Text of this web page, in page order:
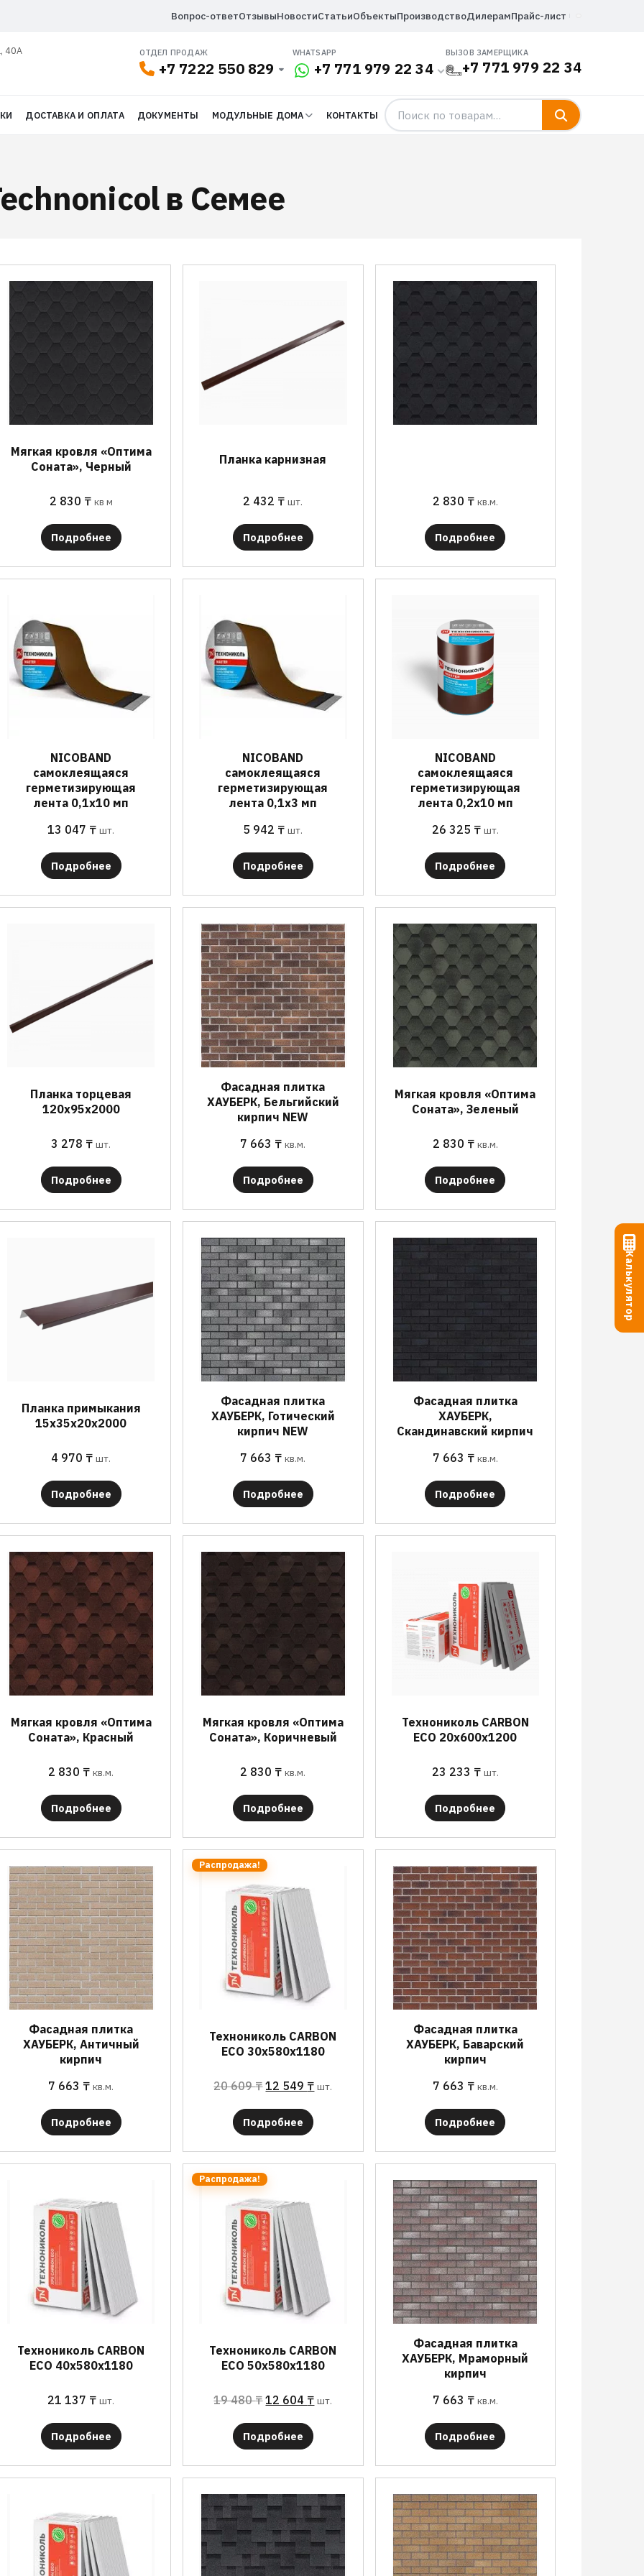
Вопрос-ответОтзывыНовостиСтатьиОбъектыПроизводствоДилерамПрайс-лист
40А
ОТДЕЛ ПРОДАЖ
+7 7222 550 829
WHATSAPP
+7 771 979 22 34
ВЫЗОВ ЗАМЕРЩИКА
+7 771 979 22 34
ДОСТАВКА И ОПЛАТА ДОКУМЕНТЫ МОДУЛЬНЫЕ ДОМА КОНТАКТЫ
в Семее
Мягкая кровля «Оптима
Соната», Черный
2 830 ₸ кв м
Подробнее
Планка карнизная
2 432 ₸ шт.
Подробнее
2 830 ₸ кв.м.
Подробнее
NICOBAND
самоклеящаяся
герметизирующая
лента 0,1х10 мп
13 047 ₸ шт.
Подробнее
NICOBAND
самоклеящаяся
герметизирующая
лента 0,1х3 мп
5 942 ₸ шт.
Подробнее
NICOBAND
самоклеящаяся
герметизирующая
лента 0,2х10 мп
26 325 ₸ шт.
Подробнее
Планка торцевая
120х95х2000
3 278 ₸ шт.
Подробнее
Фасадная плитка
ХАУБЕРК, Бельгийский
кирпич NEW
7 663 ₸ кв.м.
Подробнее
Мягкая кровля «Оптима
Соната», Зеленый
2 830 ₸ кв.м.
Подробнее
Планка примыкания
15х35х20х2000
4 970 ₸ шт.
Подробнее
Фасадная плитка
ХАУБЕРК, Готический
кирпич NEW
7 663 ₸ кв.м.
Подробнее
Фасадная плитка
ХАУБЕРК,
Скандинавский кирпич
7 663 ₸ кв.м.
Подробнее
Мягкая кровля «Оптима
Соната», Красный
2 830 ₸ кв.м.
Подробнее
Мягкая кровля «Оптима
Соната», Коричневый
2 830 ₸ кв.м.
Подробнее
Технониколь CARBON
ECO 20х600х1200
23 233 ₸ шт.
Подробнее
Фасадная плитка
ХАУБЕРК, Античный
кирпич
7 663 ₸ кв.м.
Подробнее
Распродажа!
Технониколь CARBON
ECO 30х580х1180
20 609₸ 12 549 ₸ шт.
Подробнее
Фасадная плитка
ХАУБЕРК, Баварский
кирпич
7 663 ₸ кв.м.
Подробнее
Технониколь CARBON
ECO 40х580х1180
21 137 ₸ шт.
Подробнее
Распродажа!
Технониколь CARBON
ECO 50х580х1180
19 480₸ 12 604 ₸ шт.
Подробнее
Фасадная плитка
ХАУБЕРК, Мраморный
кирпич
7 663 ₸ кв.м.
Подробнее
Калькулятор